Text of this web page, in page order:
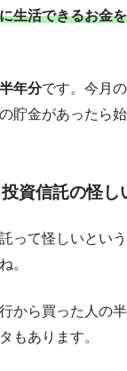
生活できるお金
年分です。今月
貯金があったら始
資信託の怪し
って怪しいとい
。
から買った人の
もあります。